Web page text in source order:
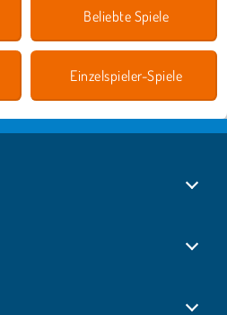
Beliebte Spiele
Einzelspieler-Spiele